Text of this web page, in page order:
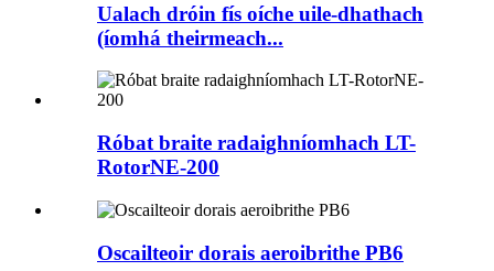
Ualach dróin fís oíche uile-dhathach
(íomhá theirmeach...
Róbat braite radaighníomhach LT-
RotorNE-200
Oscailteoir dorais aeroibrithe PB6